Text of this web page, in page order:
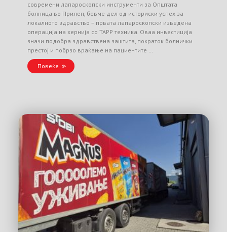
современи лапароскопски инструменти за Општата
болница во Прилеп, бевме дел од историски успех за
локалното здравство – првата лапароскопски изведена
операција на хернија со TAPP техника. Оваа инвестиција
значи подобра здравствена заштита, пократок болнички
престој и побрзо враќање на пациентите …
Повеќе